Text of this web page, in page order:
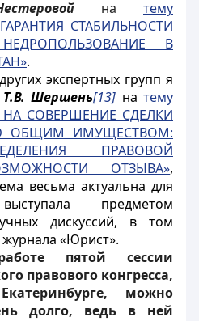
на тему
СТАБИЛЬНОСТИ
В
.
экспертных групп я
Т.В. Шершень[13] натему
НА СОВЕРШЕНИЕ СДЕЛКИ
ОБЩИМ ИМУЩЕСТВОМ:
ПРАВОВОЙ
ОТЗЫВА»,
весьма актуальна для
предметом
дискуссий, в том
журнала «Юрист».
пятой сессии
правового конгресса,
можно
долго, ведь в ней